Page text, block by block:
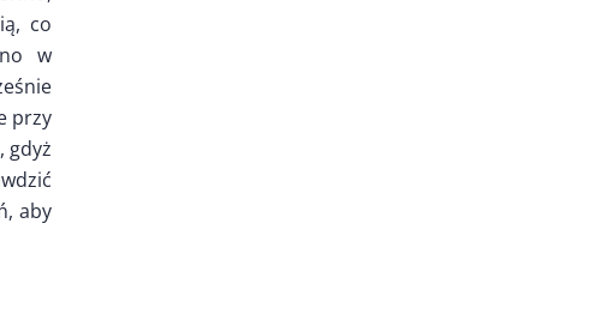
co
w
przy
gdyż
aby